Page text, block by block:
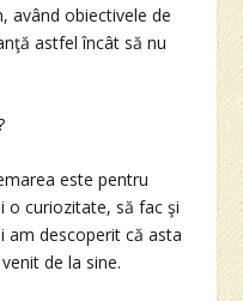
având obiectivele de
astfel încât să nu
este pentru
o curiozitate, să fac şi
am descoperit că asta
de la sine.